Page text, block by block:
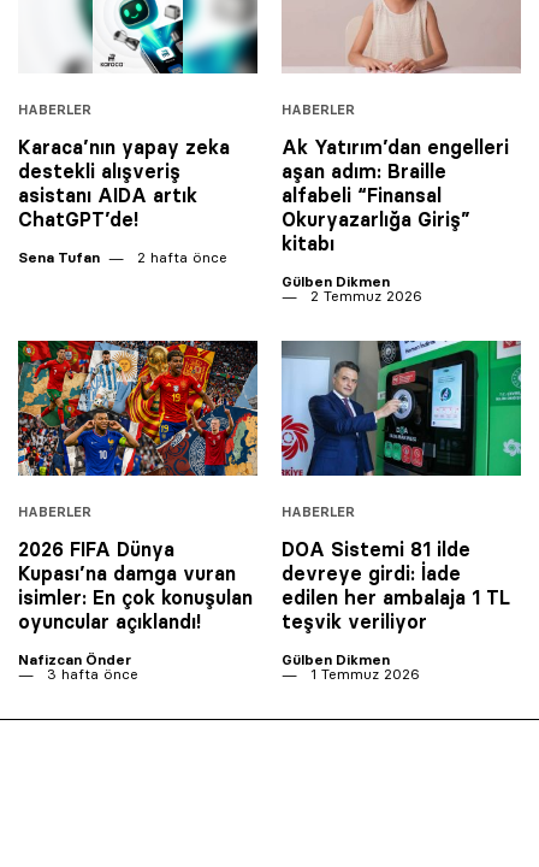
HABERLER
Karaca’nın yapay zeka
destekli alışveriş
asistanı AIDA artık
ChatGPT’de!
Sena Tufan 2 hafta önce
HABERLER
Ak Yatırım’dan engelleri
aşan adım: Braille
alfabeli “Finansal
Okuryazarlığa Giriş”
kitabı
Gülben Dikmen
2 Temmuz 2026
HABERLER
2026 FIFA Dünya
Kupası’na damga vuran
isimler: En çok konuşulan
oyuncular açıklandı!
Nafizcan Önder
3 hafta önce
HABERLER
DOA Sistemi 81 ilde
devreye girdi: İade
edilen her ambalaja 1 TL
teşvik veriliyor
Gülben Dikmen
1 Temmuz 2026